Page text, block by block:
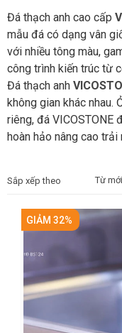
Đá thạch anh cao cấp
mẫu đá có dạng vân
với nhiều tông màu,
công trình kiến trúc từ
Đá thạch anh
không gian khác nhau.
riêng, đá VICOSTONE
hoàn hảo nâng cao
Sắp xếp theo Từ
GIẢM 32%